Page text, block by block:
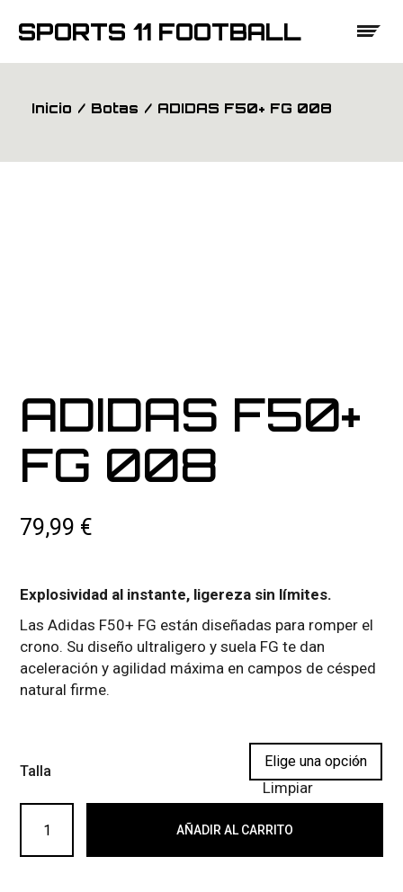
contenido
SPORTS 11 FOOTBALL
Inicio Botas ADIDAS F50+ FG 008
ADIDAS F50+
FG 008
79,99 €
Explosividad al instante, ligereza sin límites.
Las Adidas F50+ FG están diseñadas para romper el
crono. Su diseño ultraligero y suela FG te dan
aceleración y agilidad máxima en campos de césped
natural firme.
Talla
Limpiar
ADIDAS F50+ FG 008 cantidad
AÑADIR AL CARRITO